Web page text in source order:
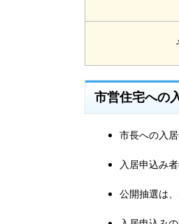
市営住宅への
市長への入
入居申込み
公開抽選は